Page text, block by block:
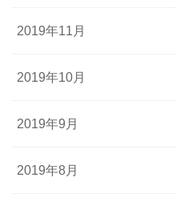
2019年11月
2019年10月
2019年9月
2019年8月